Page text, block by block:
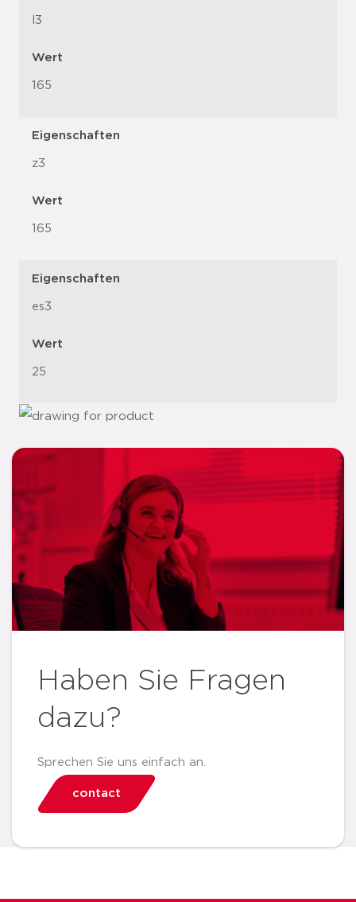
l3
Wert
165
Eigenschaften
z3
Wert
165
Eigenschaften
es3
Wert
25
Haben Sie Fragen
dazu?
Sprechen Sie uns einfach an.
contact